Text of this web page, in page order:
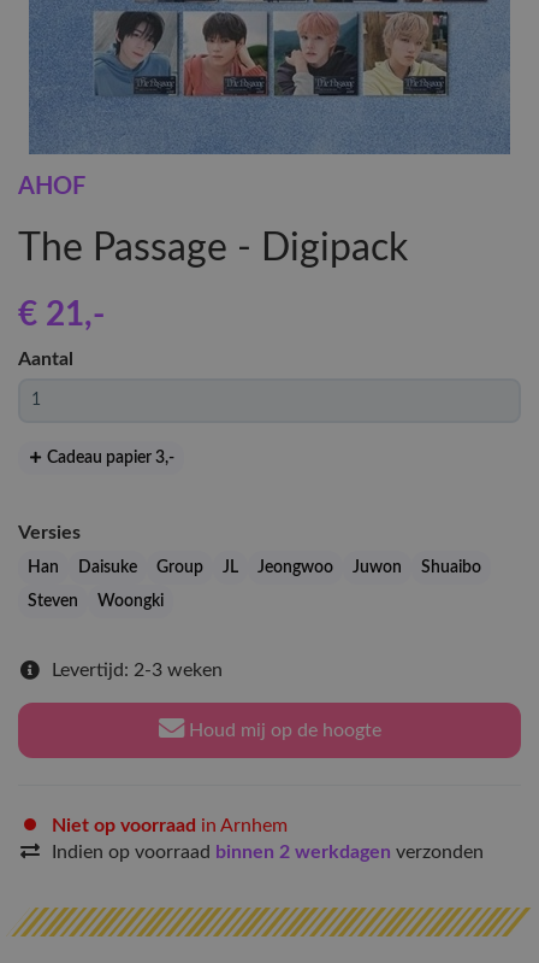
AHOF
The Passage - Digipack
€ 21,-
Aantal
Cadeau papier 3,-
Versies
Han Daisuke Group JL Jeongwoo Juwon
Shuaibo
Steven
Woongki
Levertijd: 2-3 weken
Houd mij op de hoogte
Niet op voorraad in Arnhem
Indien op voorraad binnen 2 werkdagen verzonden